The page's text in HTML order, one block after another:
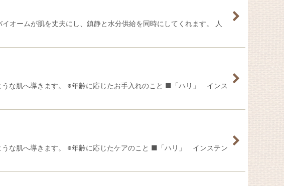
オームが肌を丈夫にし、鎮静と水分供給を同時にしてくれます。 人
な肌へ導きます。 ※年齢に応じたお手入れのこと ■「ハリ」 インス
な肌へ導きます。 ※年齢に応じたケアのこと ■「ハリ」 インステン